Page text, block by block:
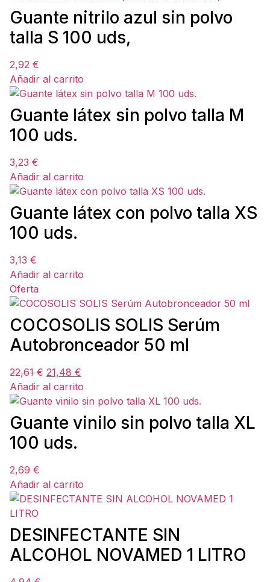
Guante nitrilo azul sin polvo
talla S 100 uds,
2,92 €
Añadir al carrito
Guante látex sin polvo talla M
100 uds.
3,23 €
Añadir al carrito
Guante látex con polvo talla XS
100 uds.
3,13 €
Añadir al carrito
Oferta
COCOSOLIS SOLIS Serúm
Autobronceador 50 ml
22,61€ 21,48 €
Añadir al carrito
Guante vinilo sin polvo talla XL
100 uds.
2,69 €
Añadir al carrito
DESINFECTANTE SIN
ALCOHOL NOVAMED 1 LITRO